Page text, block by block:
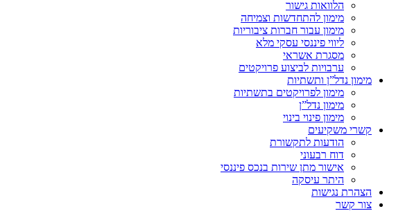
הלוואות גישור
מימון להתחדשות וצמיחה
מימון עבור חברות ציבוריות
ליווי פיננסי עסקי מלא
מסגרת אשראי
ערבויות לביצוע פרויקטים
מימון נדל”ן ותשתיות
מימון לפרויקטים בתשתיות
מימון נדל”ן
מימון פינוי בינוי
קשרי משקיעים
הודעות לתקשורת
דוח רבעוני
אישור מתן שירות בנכס פיננסי
היתר עיסקה
הצהרת נגישות
צור קשר